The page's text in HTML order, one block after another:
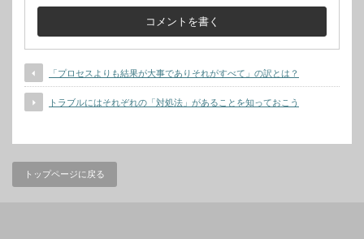
「プロセスよりも結果が大事でありそれがすべて」の訳とは？
トラブルにはそれぞれの「対処法」があることを知っておこう
トップページに戻る